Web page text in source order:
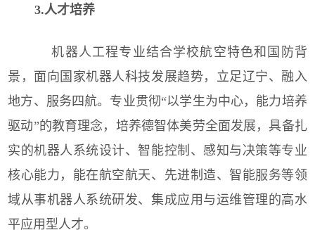
3.人才培养
机器人工程专业结合学校航空特色和国防背
景，面向国家机器人科技发展趋势，立足辽宁、融入
地方、服务四航。专业贯彻“以学生为中心，能力培养
驱动”的教育理念，培养德智体美劳全面发展，具备扎
实的机器人系统设计、智能控制、感知与决策等专业
核心能力，能在航空航天、先进制造、智能服务等领
域从事机器人系统研发、集成应用与运维管理的高水
平应用型人才。